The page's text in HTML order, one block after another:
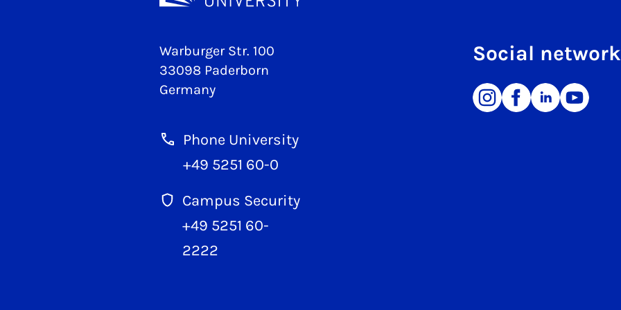
Warburger Str. 100
33098 Paderborn
Germany
Phone University
+49 5251 60-0
Campus Security
+49 5251 60-
2222
Social